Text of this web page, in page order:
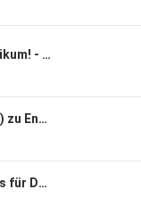
Folge 178: Hier spricht das Publikum! - Massengeschnack
Folge 177: Die WM geht (endlich) zu Ende - Massengeschnack
Folge 176: WM-Talk: Turnier-Aus für Deutschland - Massengeschnack